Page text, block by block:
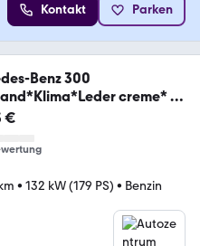
Kontakt Parken
Benz 300
creme* H
€
• 132 kW (179 PS) • Benzin